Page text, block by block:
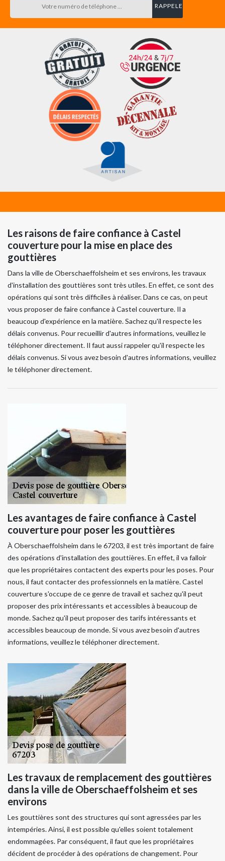
Les raisons de faire confiance à Castel
couverture pour la mise en place des
gouttières
Dans la ville de Oberschaeffolsheim et ses environs, les travaux
d'installation des gouttières sont très utiles. En effet, ce sont des
opérations qui sont très difficiles à réaliser. Dans ce cas, on peut
vous proposer de faire confiance à Castel couverture. Il a
beaucoup d'expérience en la matière. Sachez qu'il respecte les
délais convenus. Pour recueillir d'autres informations, veuillez le
téléphoner directement. Il faut aussi rappeler qu'il respecte les
délais convenus. Si vous avez besoin d'autres informations, veuillez
le téléphoner directement.
Les avantages de faire confiance à Castel
couverture pour poser les gouttières
À Oberschaeffolsheim dans le 67203, il est très important de faire
des opérations d'installation des gouttières. En effet, il va falloir
que les propriétaires contactent des experts pour les poses. Pour
nous, il faut contacter des professionnels en la matière. Castel
couverture s'occupe de ce genre de travail et sachez qu'il peut
proposer des prix intéressants et accessibles à beaucoup de
monde. Sachez qu'il peut proposer des tarifs intéressants et
accessibles beaucoup de monde. Si vous avez besoin d'autres
informations, veuillez le téléphoner directement.
Les travaux de remplacement des gouttières
dans la ville de Oberschaeffolsheim et ses
environs
Les gouttières sont des structures qui sont agressées par les
intempéries. Ainsi, il est possible qu'elles soient totalement
endommagées. Par conséquent, il faut que les propriétaires
décident de procéder à des opérations de changement. Pour